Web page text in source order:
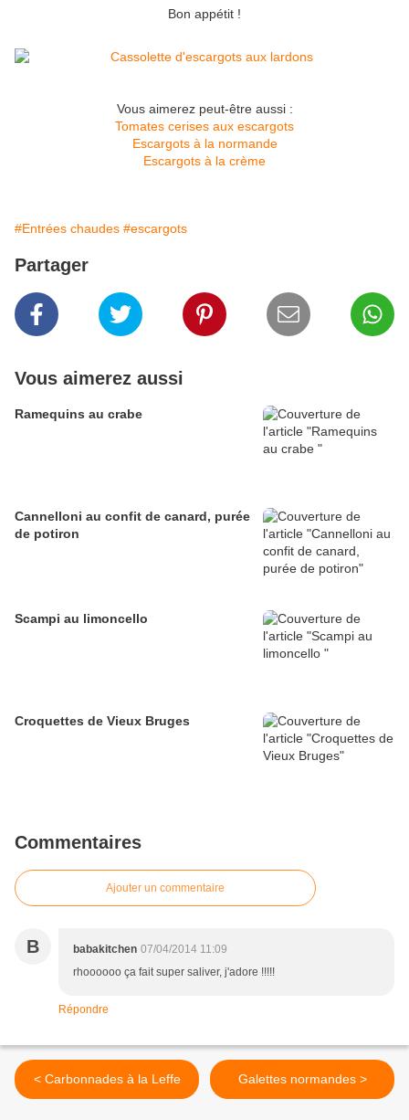
Bon appétit !
Vous aimerez peut-être aussi :
Tomates cerises aux escargots
Escargots à la normande
Escargots à la crème
#Entrées chaudes #escargots
Partager
Vous aimerez aussi
Ramequins au crabe
Cannelloni au confit de canard, purée
de potiron
Scampi au limoncello
Croquettes de Vieux Bruges
Commentaires
Ajouter un commentaire
B babakitchen 07/04/2014 11:09
rhoooooo ça fait super saliver, j'adore !!!!!
Répondre
< Carbonnades à la Leffe Galettes normandes >